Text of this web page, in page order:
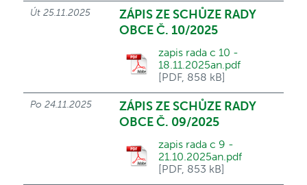
Út 25.11.2025
ZÁPIS ZE SCHŮZE RADY
OBCE Č. 10/2025
zapis rada c 10 -
18.11.2025an.pdf
[PDF, 858 kB]
Po 24.11.2025
ZÁPIS ZE SCHŮZE RADY
OBCE Č. 09/2025
zapis rada c 9 -
21.10.2025an.pdf
[PDF, 853 kB]